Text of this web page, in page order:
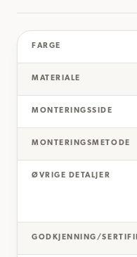
FARGE
MATERIALE
MONTERINGSSIDE
MONTERINGSMETODE
ØVRIGE DETALJER
GODKJENNING/